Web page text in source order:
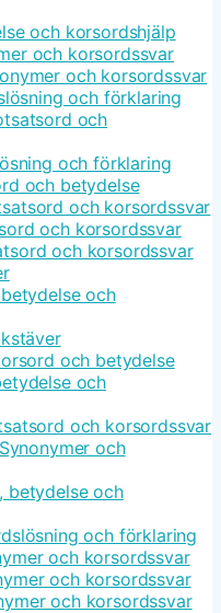
och korsordshjälp
och korsordssvar
och korsordssvar
och förklaring
och
och förklaring
och betydelse
och korsordssvar
och korsordssvar
och korsordssvar
och
och betydelse
och
och korsordssvar
och
betydelse och
och förklaring
och korsordssvar
och korsordssvar
och korsordssvar